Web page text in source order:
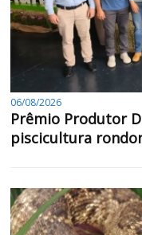
06/08/2026
Prêmio Produtor
piscicultura